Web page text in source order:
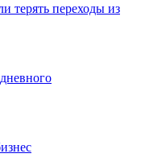
терять переходы из